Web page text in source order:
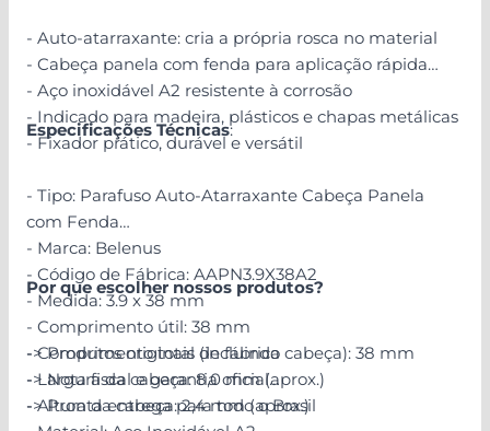
- Auto-atarraxante: cria a própria rosca no material
- Cabeça panela com fenda para aplicação rápida
- Aço inoxidável A2 resistente à corrosão
- Indicado para madeira, plásticos e chapas metálicas
- Fixador prático, durável e versátil
Especificações Técnicas:
- Tipo: Parafuso Auto-Atarraxante Cabeça Panela
com Fenda
- Marca: Belenus
- Código de Fábrica: AAPN3.9X38A2
- Medida: 3.9 x 38 mm
- Comprimento útil: 38 mm
- Comprimento total (incluindo cabeça): 38 mm
- Largura da cabeça: 8,0 mm (aprox.)
- Altura da cabeça: 2,4 mm (aprox.)
Por que escolher nossos produtos?
-> Produtos originais de fábrica
-> Nota fiscal e garantia oficial
-> Pronta entrega para todo o Brasil